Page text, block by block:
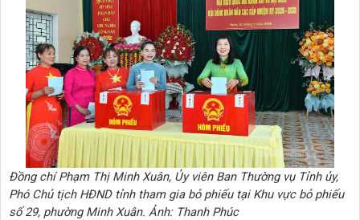
Đồng chí Phạm Thị Minh Xuân, Ủy viên Ban Thường vụ Tỉnh ủy,
Phó Chủ tịch HĐND tỉnh tham gia bỏ phiếu tại Khu vực bỏ phiếu
số 29, phường Minh Xuân. Ảnh: Thanh Phúc